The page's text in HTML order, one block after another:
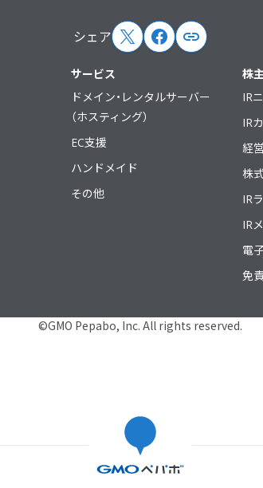
シェア
サービス
ドメイン・レンタルサーバー
（ホスティング）
EC支援
ハンドメイド
その他
株
IR
IR
経
株
IR
IR
電
免
©GMO Pepabo, Inc. All rights reserved.